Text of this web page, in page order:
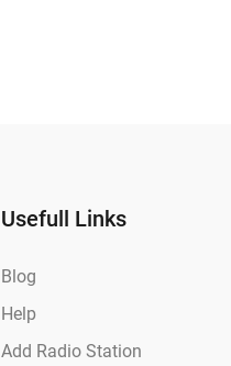
Usefull Links
Blog
Help
Add Radio Station